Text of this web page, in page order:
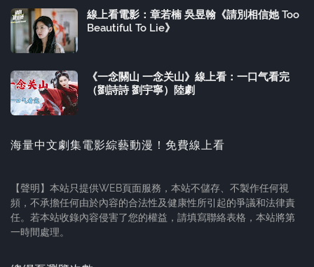
線上看電影：章若楠 吳昱翰《請別相信她 Too
Beautiful To Lie》
《一念關山 一念关山》線上看：一口气看完
（劉詩詩 劉宇寧）陸劇
海量中文劇集電影綜藝動漫！免費線上看
【聲明】本站只提供WEB頁面服務，本站不儲存、不製作任何視
頻，不承擔任何由於內容的合法性及健康性所引起的爭議和法律責
任。若本站收錄內容侵害了您的權益，請填寫聯絡表格，本站將第
一時間處理。